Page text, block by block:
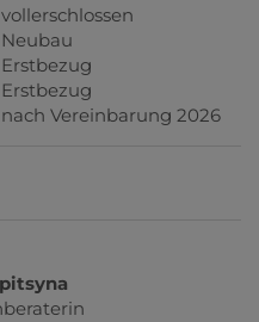
vollerschlossen
Neubau
Erstbezug
Erstbezug
nach Vereinbarung 2026